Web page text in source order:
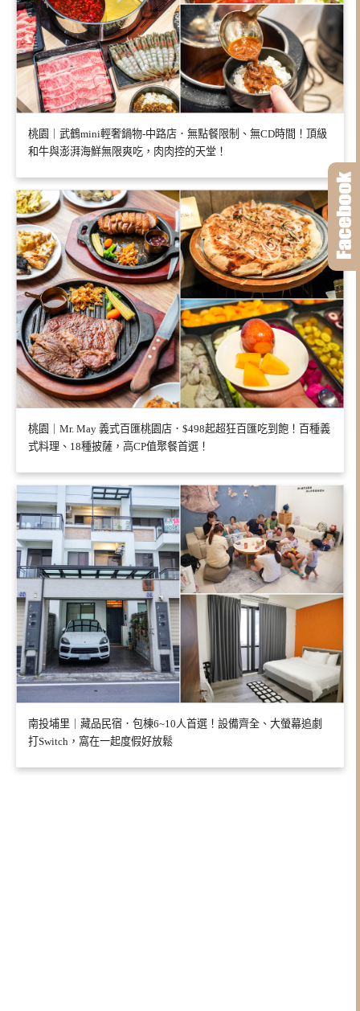
桃園｜武鶴mini輕奢鍋物-中路店．無點餐限制、無CD時間！頂級
和牛與澎湃海鮮無限爽吃，肉肉控的天堂！
桃園｜Mr. May 義式百匯桃園店．$498起超狂百匯吃到飽！百種義
式料理、18種披薩，高CP值聚餐首選！
南投埔里｜藏品民宿．包棟6~10人首選！設備齊全、大螢幕追劇
打Switch，窩在一起度假好放鬆